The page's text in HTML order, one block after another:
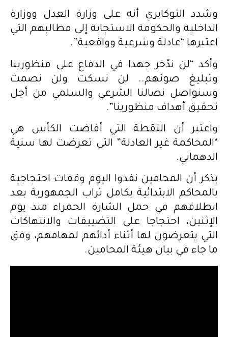
وشدد التوكابري أنه على وزارة العدل ووزارة
الداخلية والحكومة الاستجابة إلى مطالبهم التي
اعتبرها “عادلة وشرعية وواقعية”.
وأكد “لن ندّخر جهدا في الدفاع على منظورينا
وتبليغ صوتهم.. لن نسكت ولن نصمت
وسنواصل نضالنا الشرعي والسلمي من أجل
تحقيق أهداف منظورينا”.
واعتبر أن النقطة التي أفاضت الكأس هي
“المحاكمة غير العادلة” التي تعرضت لها سنية
الدهماني.
يذكر أن المحامين نفذوا اليوم وقفات احتجاجية
بالمحاكم الابتدائية بكامل تراب الجمهورية بعد
انطلاقهم في حمل الشارة الحمراء منذ يوم
الإثنين، احتجاجا على التضييقات والانتهاكات
التي يتعرضون لها أثناء أدائهم لمهامهم، وفق
ما جاء في بيان هيئة المحامين.